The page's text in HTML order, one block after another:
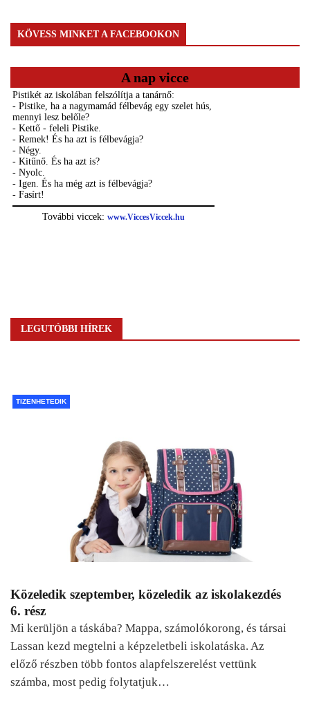
KÖVESS MINKET A FACEBOOKON
A nap vicce
LEGUTÓBBI HÍREK
TIZENHETEDIK
Közeledik szeptember, közeledik az iskolakezdés
6. rész
Mi kerüljön a táskába? Mappa, számolókorong, és társai
Lassan kezd megtelni a képzeletbeli iskolatáska. Az
előző részben több fontos alapfelszerelést vettünk
számba, most pedig folytatjuk…